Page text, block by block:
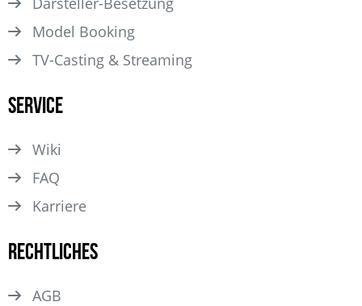
Model Booking
TV-Casting & Streaming
Service
Wiki
FAQ
Karriere
Rechtliches
AGB